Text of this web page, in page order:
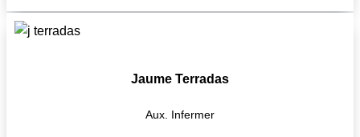
Jaume Terradas
Aux. Infermer